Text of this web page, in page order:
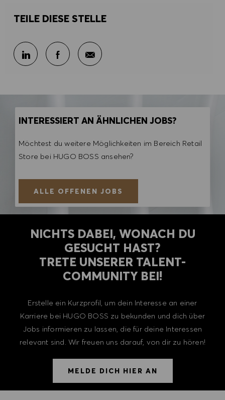
TEILE DIESE STELLE
Über LinkedIn teilen
Über Facebook teilen
Per E-Mail teilen
INTERESSIERT AN ÄHNLICHEN JOBS?
Möchtest du weitere Möglichkeiten im Bereich Retail
Store bei HUGO BOSS ansehen?
ALLE OFFENEN JOBS
NICHTS DABEI, WONACH DU
GESUCHT HAST?
TRETE UNSERER TALENT-
COMMUNITY BEI!
Erstelle ein Kurzprofil, um dein Interesse an einer
Karriere bei HUGO BOSS zu bekunden und dich über
Jobs informieren zu lassen, die für deine Interessen
relevant sind. Wir freuen uns darauf, von dir zu hören!
MELDE DICH HIER AN